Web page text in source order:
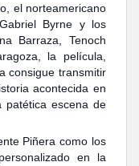
el norteamericano
Byrne y los
Barraza, Tenoch
la película,
consigue transmitir
acontecida en
patética escena de
Piñera como los
en la